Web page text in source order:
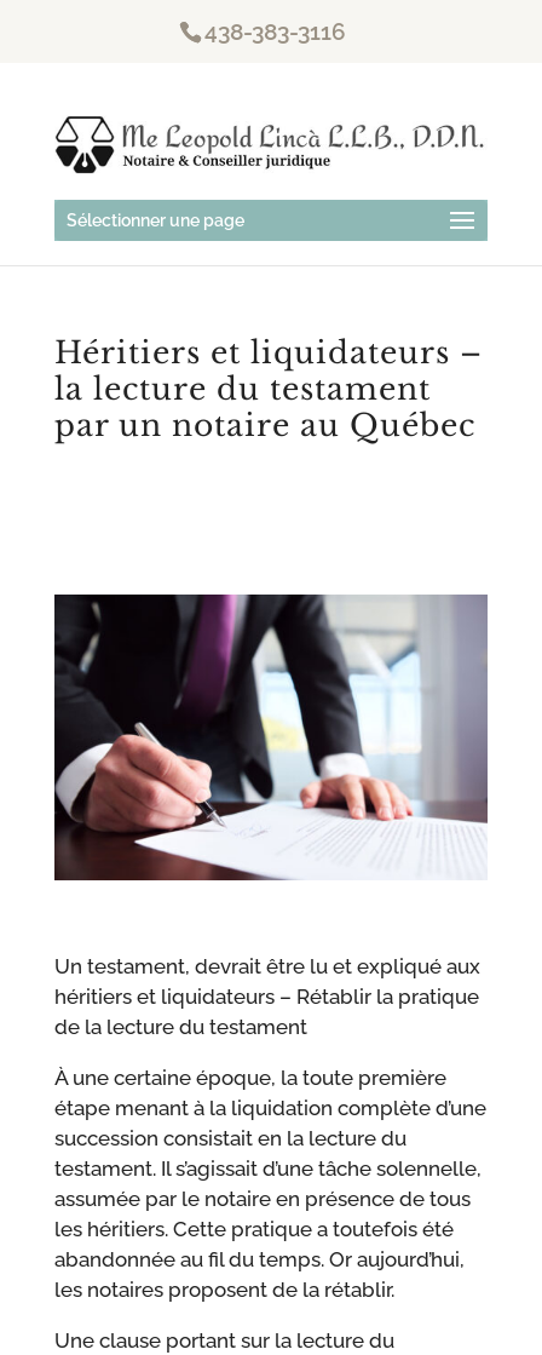
438-383-3116
Sélectionner une page
Héritiers et liquidateurs –
la lecture du testament
par un notaire au Québec
Un testament, devrait être lu et expliqué aux
héritiers et liquidateurs – Rétablir la pratique
de la lecture du testament
À une certaine époque, la toute première
étape menant à la liquidation complète d’une
succession consistait en la lecture du
testament. Il s’agissait d’une tâche solennelle,
assumée par le notaire en présence de tous
les héritiers. Cette pratique a toutefois été
abandonnée au fil du temps. Or aujourd’hui,
les notaires proposent de la rétablir.
Une clause portant sur la lecture du